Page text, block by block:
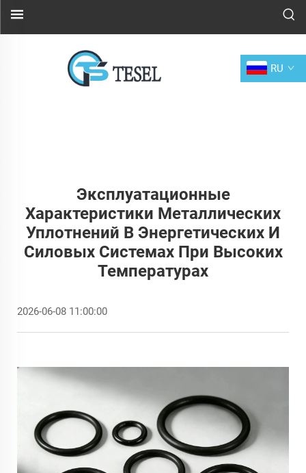
RU
Эксплуатационные
Характеристики Металлических
Уплотнений В Энергетических И
Силовых Системах При Высоких
Температурах
2026-06-08 11:00:00